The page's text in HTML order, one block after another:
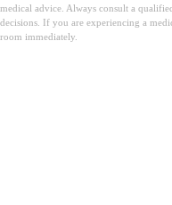
medical advice. Always consult a
decisions. If you are experiencing a
room immediately.